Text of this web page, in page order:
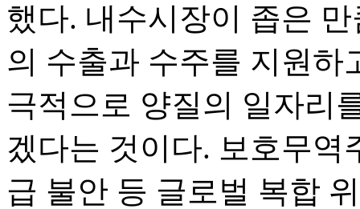
했다. 내수시장이 좁은
의 수출과 수주를 지원하
극적으로 양질의 일자리
겠다는 것이다. 보호무역
급 불안 등 글로벌 복합